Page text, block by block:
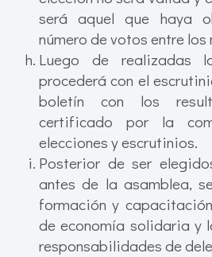
será aquel que haya
número de votos entre los
Luego de realizadas
procederá con el
boletín con los
certificado por la
elecciones y escrutinios.
Posterior de ser
antes de la asamblea,
formación y
de economía solidaria y
responsabilidades de